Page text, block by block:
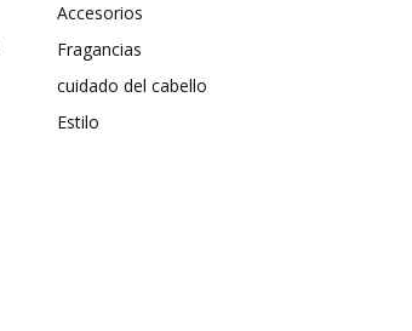
Accesorios
Fragancias
cuidado del cabello
Estilo